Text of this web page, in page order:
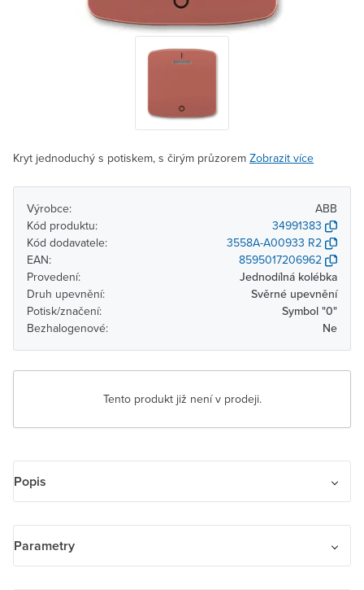
Kryt jednoduchý s potiskem, s čirým průzorem Zobrazit více
Výrobce:
ABB
Kód produktu:
34991383
Kód dodavatele:
3558A-A00933 R2
EAN:
8595017206962
Provedení:
Jednodílná kolébka
Druh upevnění:
Svěrné upevnění
Potisk/značení:
Symbol "0"
Bezhalogenové:
Ne
Tento produkt již není v prodeji.
Popis
Parametry